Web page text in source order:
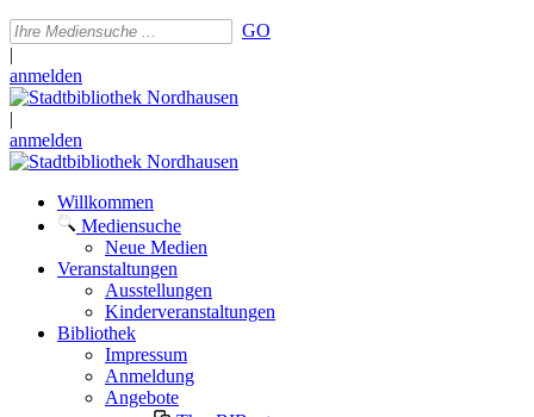
GO
|
anmelden
|
anmelden
Willkommen
Mediensuche
Neue Medien
Veranstaltungen
Ausstellungen
Kinderveranstaltungen
Bibliothek
Impressum
Anmeldung
Angebote